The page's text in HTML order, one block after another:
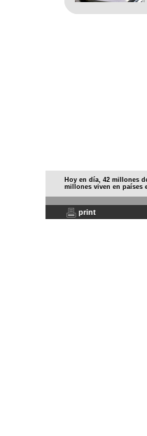
Hoy en día, 42 millones
millones viven en países
print